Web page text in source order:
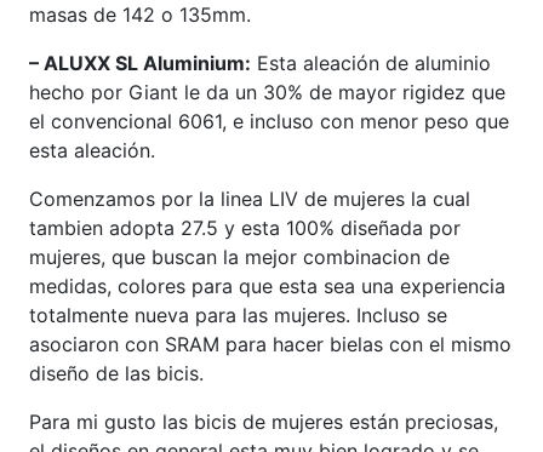
masas de 142 o 135mm.
– ALUXX SL Aluminium: Esta aleación de aluminio
hecho por Giant le da un 30% de mayor rigidez que
el convencional 6061, e incluso con menor peso que
esta aleación.
Comenzamos por la linea LIV de mujeres la cual
tambien adopta 27.5 y esta 100% diseñada por
mujeres, que buscan la mejor combinacion de
medidas, colores para que esta sea una experiencia
totalmente nueva para las mujeres. Incluso se
asociaron con SRAM para hacer bielas con el mismo
diseño de las bicis.
Para mi gusto las bicis de mujeres están preciosas,